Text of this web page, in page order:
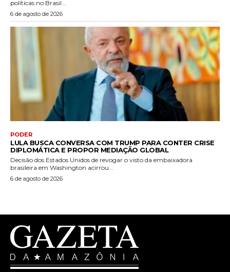
políticas no Brasil...
6 de agosto de 2026
PODER
LULA BUSCA CONVERSA COM TRUMP PARA CONTER CRISE
DIPLOMÁTICA E PROPOR MEDIAÇÃO GLOBAL
Decisão dos Estados Unidos de revogar o visto da embaixadora
brasileira em Washington acirrou...
6 de agosto de 2026